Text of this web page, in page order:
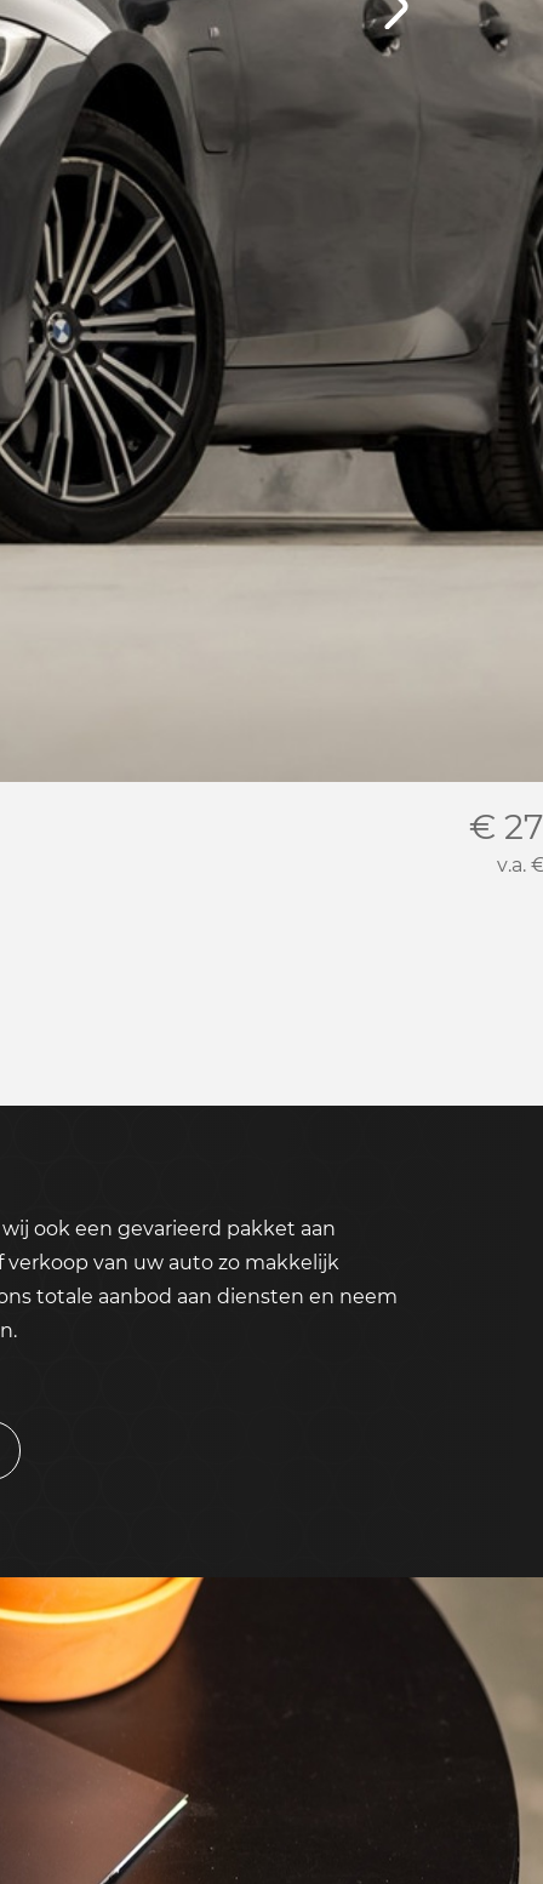
€
v.a.
ook een gevarieerd pakket aan
verkoop van uw auto zo makkelijk
totale aanbod aan diensten en neem